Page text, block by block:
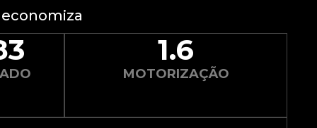
1.6
MOTORIZAÇÃO